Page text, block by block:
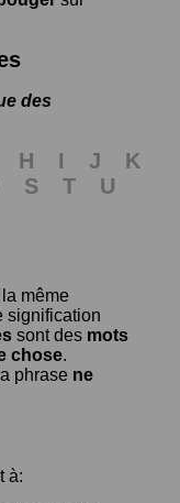
des
H I J
K
S T
U
même
signification
sont des mots
chose.
phrase ne
à: